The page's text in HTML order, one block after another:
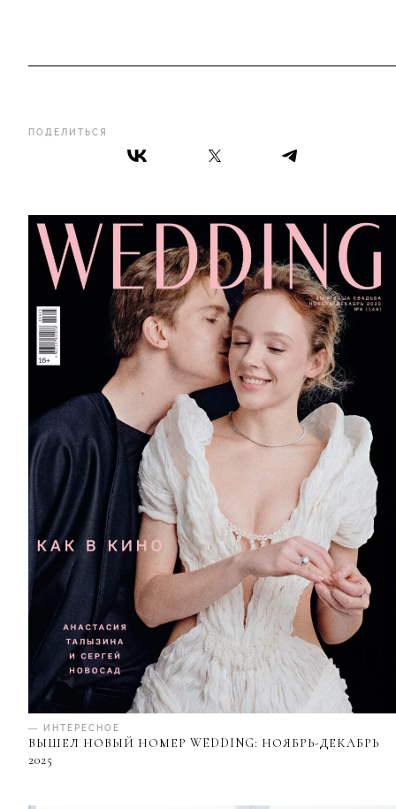
ПОДЕЛИТЬСЯ
— ИНТЕРЕСНОЕ
ВЫШЕЛ НОВЫЙ НОМЕР WEDDING: НОЯБРЬ-ДЕКАБРЬ
2025